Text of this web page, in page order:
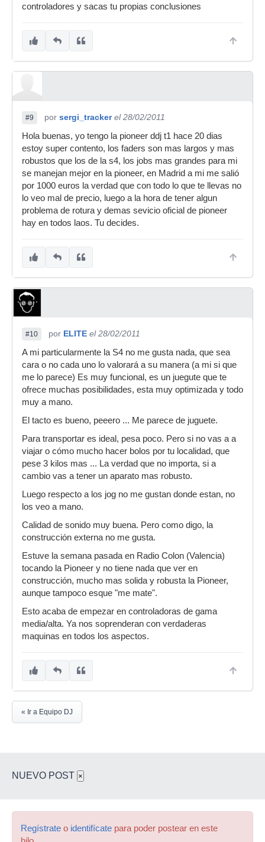
controladores y sacas tu propias conclusiones
#9 por sergi_tracker el 28/02/2011
Hola buenas, yo tengo la pioneer ddj t1 hace 20 dias
estoy super contento, los faders son mas largos y mas
robustos que los de la s4, los jobs mas grandes para mi
se manejan mejor en la pioneer, en Madrid a mi me salió
por 1000 euros la verdad que con todo lo que te llevas no
lo veo mal de precio, luego a la hora de tener algun
problema de rotura y demas sevicio oficial de pioneer
hay en todos laos. Tu decides.
#10 por ELITE el 28/02/2011
A mi particularmente la S4 no me gusta nada, que sea
cara o no cada uno lo valorará a su manera (a mi si que
me lo parece) Es muy funcional, es un juegute que te
ofrece muchas posibilidades, esta muy optimizada y todo
muy a mano.
El tacto es bueno, peeero ... Me parece de juguete.
Para transportar es ideal, pesa poco. Pero si no vas a a
viajar o cómo mucho hacer bolos por tu localidad, que
pese 3 kilos mas ... La verdad que no importa, si a
cambio vas a tener un aparato mas robusto.
Luego respecto a los jog no me gustan donde estan, no
los veo a mano.
Calidad de sonido muy buena. Pero como digo, la
construcción externa no me gusta.
Estuve la semana pasada en Radio Colon (Valencia)
tocando la Pioneer y no tiene nada que ver en
construcción, mucho mas solida y robusta la Pioneer,
aunque tampoco esque "me mate".
Esto acaba de empezar en controladoras de gama
media/alta. Ya nos soprenderan con verdaderas
maquinas en todos los aspectos.
« Ir a Equipo DJ
NUEVO POST ×
Regístrate o identifícate para poder postear en este